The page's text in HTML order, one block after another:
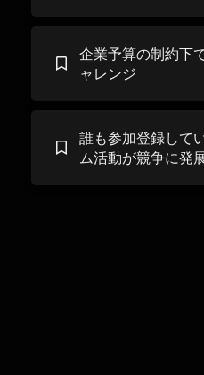
企業予算の制約下
ャレンジ
誰も参加登録して
ム活動が競争に発